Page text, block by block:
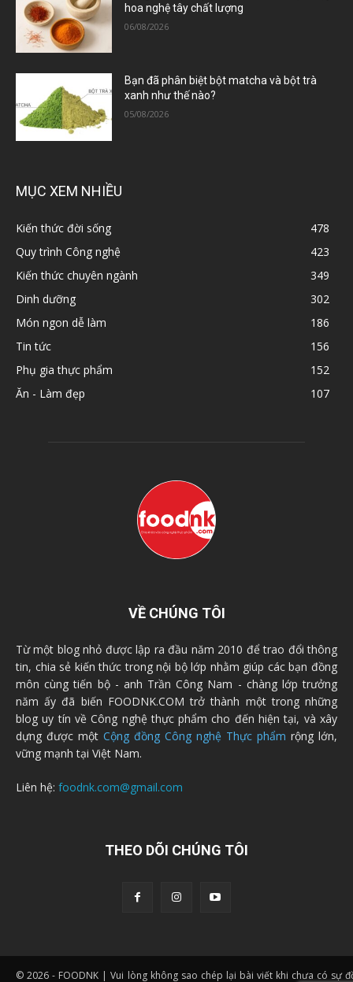
hoa nghệ tây chất lượng
06/08/2026
Bạn đã phân biệt bột matcha và bột trà
xanh như thế nào?
05/08/2026
MỤC XEM NHIỀU
Kiến thức đời sống
478
Quy trình Công nghệ
423
Kiến thức chuyên ngành
349
Dinh dưỡng
302
Món ngon dễ làm
186
Tin tức
156
Phụ gia thực phẩm
152
Ăn - Làm đẹp
107
VỀ CHÚNG TÔI
Từ một blog nhỏ được lập ra đầu năm 2010 để trao đổi thông
tin, chia sẻ kiến thức trong nội bộ lớp nhằm giúp các bạn đồng
môn cùng tiến bộ - anh Trần Công Nam - chàng lớp trưởng
năm ấy đã biến FOODNK.COM trở thành một trong những
blog uy tín về Công nghệ thực phẩm cho đến hiện tại, và xây
dựng được một Cộng đồng Công nghệ Thực phẩm rộng lớn,
vững mạnh tại Việt Nam.
Liên hệ: foodnk.com@gmail.com
THEO DÕI CHÚNG TÔI
© 2026 - FOODNK | Vui lòng không sao chép lại bài viết khi chưa có sự